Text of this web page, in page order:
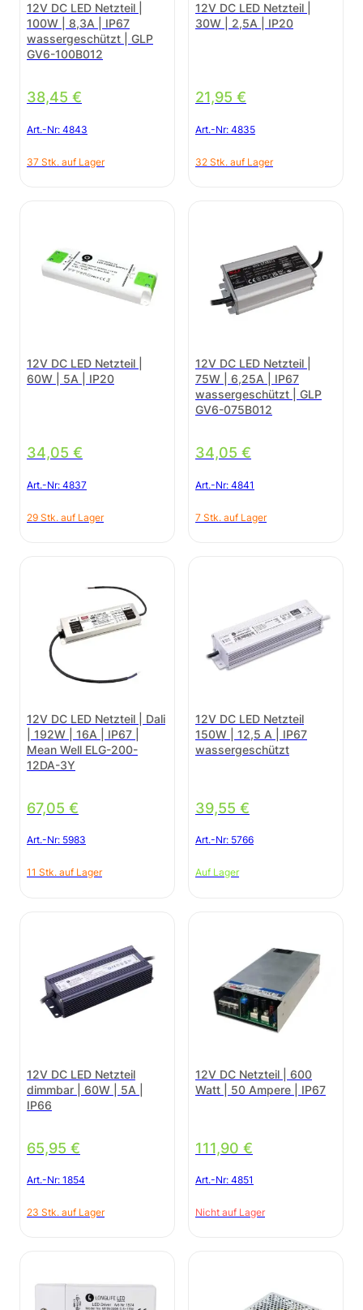
12V DC LED Netzteil |
100W | 8,3A | IP67
wassergeschützt | GLP
GV6-100B012
38,45 €
Art.-Nr: 4843
37 Stk. auf Lager
12V DC LED Netzteil |
30W | 2,5A | IP20
21,95 €
Art.-Nr: 4835
32 Stk. auf Lager
12V DC LED Netzteil |
60W | 5A | IP20
34,05 €
Art.-Nr: 4837
29 Stk. auf Lager
12V DC LED Netzteil |
75W | 6,25A | IP67
wassergeschützt | GLP
GV6-075B012
34,05 €
Art.-Nr: 4841
7 Stk. auf Lager
12V DC LED Netzteil | Dali
| 192W | 16A | IP67 |
Mean Well ELG-200-
12DA-3Y
67,05 €
Art.-Nr: 5983
11 Stk. auf Lager
12V DC LED Netzteil
150W | 12,5 A | IP67
wassergeschützt
39,55 €
Art.-Nr: 5766
Auf Lager
12V DC LED Netzteil
dimmbar | 60W | 5A |
IP66
65,95 €
Art.-Nr: 1854
23 Stk. auf Lager
12V DC Netzteil | 600
Watt | 50 Ampere | IP67
111,90 €
Art.-Nr: 4851
Nicht auf Lager